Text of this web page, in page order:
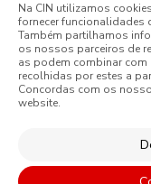
Termos e Condições
Política de Privacidade
Política de Cookies
Condições Gerais de
Na CIN utilizamos
fornecer funcionalidades
Também partilhamos
os nossos parceiros de
as podem combinar com
recolhidas por estes a
Concordas com os
website.